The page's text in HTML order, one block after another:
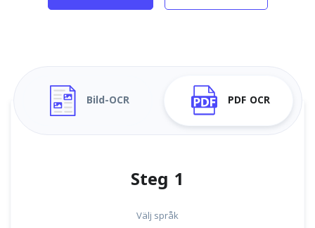
Bild-OCR PDF OCR
Steg 1
Välj språk